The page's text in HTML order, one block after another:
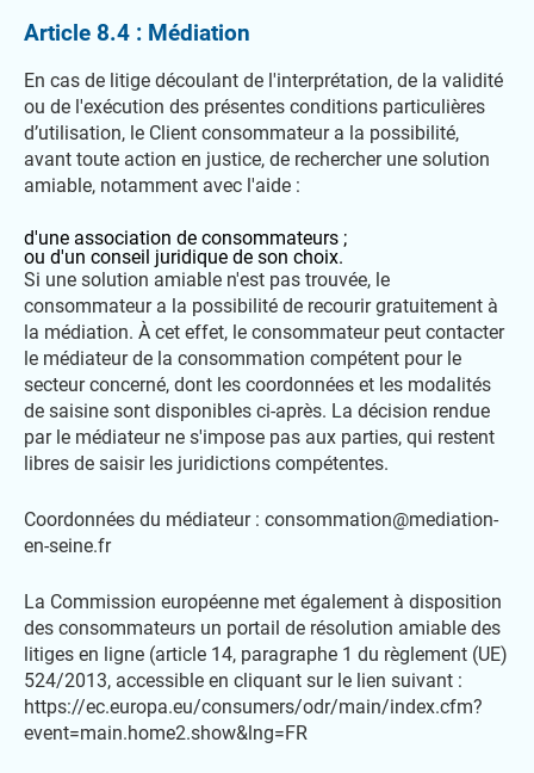
Article 8.4 : Médiation
En cas de litige découlant de l'interprétation, de la validité
ou de l'exécution des présentes conditions particulières
d’utilisation, le Client consommateur a la possibilité,
avant toute action en justice, de rechercher une solution
amiable, notamment avec l'aide :
d'une association de consommateurs ;
ou d'un conseil juridique de son choix.
Si une solution amiable n'est pas trouvée, le
consommateur a la possibilité de recourir gratuitement à
la médiation. À cet effet, le consommateur peut contacter
le médiateur de la consommation compétent pour le
secteur concerné, dont les coordonnées et les modalités
de saisine sont disponibles ci-après. La décision rendue
par le médiateur ne s'impose pas aux parties, qui restent
libres de saisir les juridictions compétentes.
Coordonnées du médiateur : consommation@mediation-
en-seine.fr
La Commission européenne met également à disposition
des consommateurs un portail de résolution amiable des
litiges en ligne (article 14, paragraphe 1 du règlement (UE)
524/2013, accessible en cliquant sur le lien suivant :
https://ec.europa.eu/consumers/odr/main/index.cfm?
event=main.home2.show&lng=FR